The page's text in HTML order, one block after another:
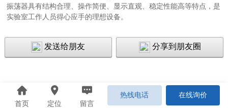
振荡器具有结构合理、操作简便、显示直观、稳定性能高等特点，是
实验室工作人员得心应手的理想设备。
发送给朋友 分享到朋友圈
首页 定位 留言
热线电话 在线询价